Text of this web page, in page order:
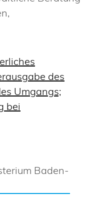
des
Umgangs;
bei
Baden-